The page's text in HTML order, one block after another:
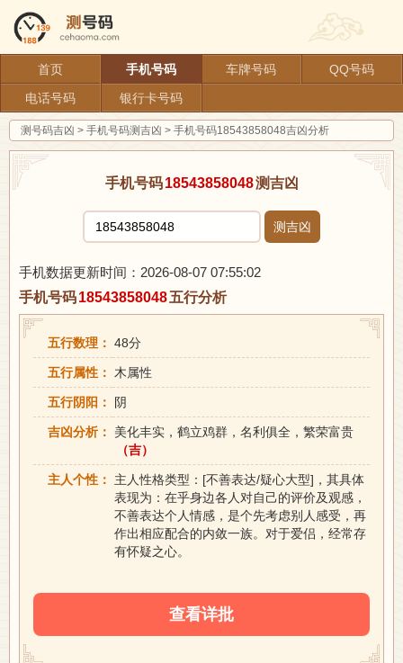
首页 手机号码 车牌号码
QQ号码
电话号码
银行卡号码
测号码吉凶 > 手机号码测吉凶 > 手机号码18543858048吉凶分析
手机号码 18543858048测吉凶
测吉凶
手机数据更新时间：2026-08-07 07:55:02
手机号码18543858048五行分析
五行数理： 48分
五行属性： 木属性
五行阴阳： 阴
吉凶分析：
美化丰实，鹤立鸡群，名利俱全，繁荣富贵
（吉）
主人个性：
主人性格类型：[不善表达/疑心大型]，其具体
表现为：在乎身边各人对自己的评价及观感，
不善表达个人情感，是个先考虑别人感受，再
作出相应配合的内敛一族。对于爱侣，经常存
有怀疑之心。
查看详批